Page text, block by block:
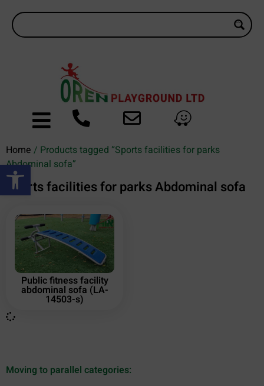
Open toolbar
Home / Products tagged “Sports facilities for parks
Abdominal sofa”
Sports facilities for parks Abdominal sofa
Public fitness facility
abdominal sofa (LA-
14503-s)
Moving to parallel categories: